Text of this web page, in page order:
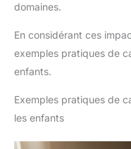
domaines.
En considérant ces
exemples pratiques de
enfants.
Exemples pratiques de
les enfants